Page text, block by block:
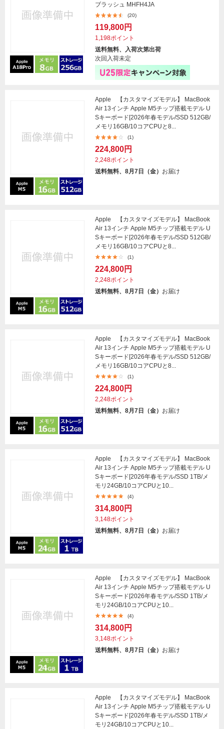
ブラッシュ MHFH4JA
(20)
119,800円
1,198ポイント
送料無料、入荷次第出荷
次回入荷未定
Apple 【カスタマイズモデル】 MacBook
Air 13インチ Apple M5チップ搭載モデル U
Sキーボード[2026年春モデル/SSD 512GB/
メモリ16GB/10コアCPUと8...
(1)
224,800円
2,248ポイント
送料無料、8月7日（金） お届け
Apple 【カスタマイズモデル】 MacBook
Air 13インチ Apple M5チップ搭載モデル U
Sキーボード[2026年春モデル/SSD 512GB/
メモリ16GB/10コアCPUと8...
(1)
224,800円
2,248ポイント
送料無料、8月7日（金） お届け
Apple 【カスタマイズモデル】 MacBook
Air 13インチ Apple M5チップ搭載モデル U
Sキーボード[2026年春モデル/SSD 512GB/
メモリ16GB/10コアCPUと8...
(1)
224,800円
2,248ポイント
送料無料、8月7日（金） お届け
Apple 【カスタマイズモデル】 MacBook
Air 13インチ Apple M5チップ搭載モデル U
Sキーボード[2026年春モデル/SSD 1TB/メ
モリ24GB/10コアCPUと10...
(4)
314,800円
3,148ポイント
送料無料、8月7日（金） お届け
Apple 【カスタマイズモデル】 MacBook
Air 13インチ Apple M5チップ搭載モデル U
Sキーボード[2026年春モデル/SSD 1TB/メ
モリ24GB/10コアCPUと10...
(4)
314,800円
3,148ポイント
送料無料、8月7日（金） お届け
Apple 【カスタマイズモデル】 MacBook
Air 13インチ Apple M5チップ搭載モデル U
Sキーボード[2026年春モデル/SSD 1TB/メ
モリ24GB/10コアCPUと10...